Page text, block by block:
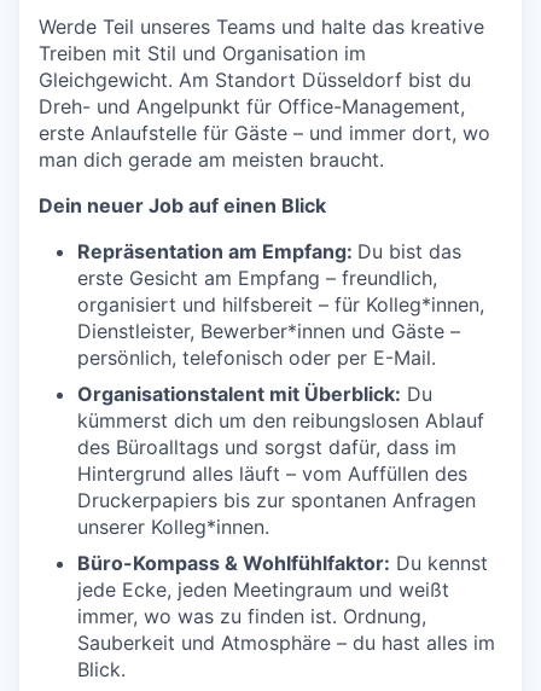
Werde Teil unseres Teams und halte das kreative
Treiben mit Stil und Organisation im
Gleichgewicht. Am Standort Düsseldorf bist du
Dreh- und Angelpunkt für Office-Management,
erste Anlaufstelle für Gäste – und immer dort, wo
man dich gerade am meisten braucht.
Dein neuer Job auf einen Blick
Repräsentation am Empfang: Du bist das
erste Gesicht am Empfang – freundlich,
organisiert und hilfsbereit – für Kolleg*innen,
Dienstleister, Bewerber*innen und Gäste –
persönlich, telefonisch oder per E-Mail.
Organisationstalent mit Überblick: Du
kümmerst dich um den reibungslosen Ablauf
des Büroalltags und sorgst dafür, dass im
Hintergrund alles läuft – vom Auffüllen des
Druckerpapiers bis zur spontanen Anfragen
unserer Kolleg*innen.
Büro-Kompass & Wohlfühlfaktor: Du kennst
jede Ecke, jeden Meetingraum und weißt
immer, wo was zu finden ist. Ordnung,
Sauberkeit und Atmosphäre – du hast alles im
Blick.